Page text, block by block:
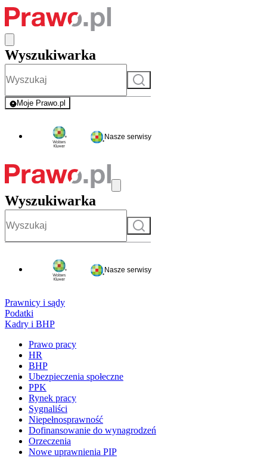
Wyszukiwarka
Szukaj
Moje Prawo.pl
- rejestracja i logowanie do serwisu
Nasze serwisy
Wyszukiwarka
Szukaj
Nasze serwisy
Prawnicy i sądy
Podatki
Kadry i BHP
Prawo pracy
HR
BHP
Ubezpieczenia społeczne
PPK
Rynek pracy
Sygnaliści
Niepełnosprawność
Dofinansowanie do wynagrodzeń
Orzeczenia
Nowe uprawnienia PIP